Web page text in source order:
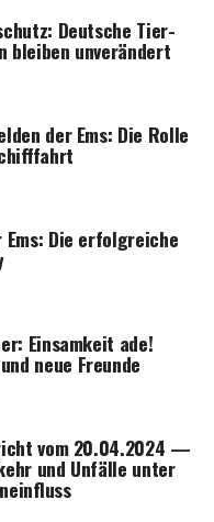
Deut­sche Tier­
blei­ben unverändert
der Ems: Die Rol­le
Die erfolg­rei­che
Ein­sam­keit ade!
neue Freun­de
vom 20.04.2024 —
und Unfäl­le unter